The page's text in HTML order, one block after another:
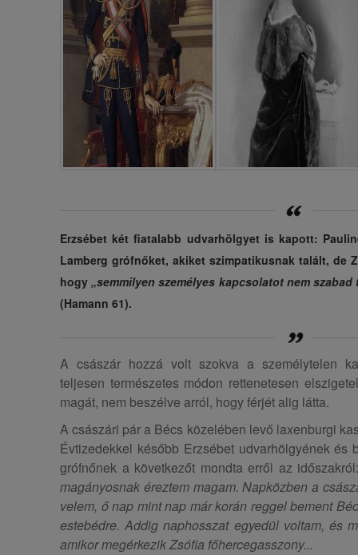
Erzsébet két fiatalabb udvarhölgyet is kapott:
Lamberg grófnőket, akiket szimpatikusnak talált, de
hogy„semmilyen személyes kapcsolatot nem
(Hamann 61).
A császár hozzá volt szokva a személytelen
teljesen természetes módon rettenetesen
magát, nem beszélve arról, hogy férjét alig látta.
A császári pár a Bécs közelében levő laxenburgi
Évtizedekkel később Erzsébet udvarhölgyének és
grófnőnek a következőt mondta erről az
magányosnak éreztem magam. Napközben a
velem, ő nap mint nap már korán reggel bement
estebédre. Addig naphosszat egyedül voltam, és
amikor megérkezik Zsófia főhercegasszony...